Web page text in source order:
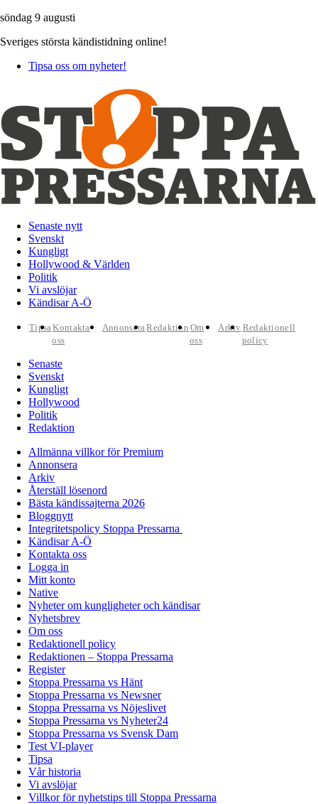
söndag 9 augusti
Sveriges största kändistidning online!
Tipsa oss om nyheter!
Senaste nytt
Svenskt
Kungligt
Hollywood & Världen
Politik
Vi avslöjar
Kändisar A-Ö
TipsaKontakta
oss
AnnonseraRedaktion Om
oss
Arkiv Redaktionell
policy
Senaste
Svenskt
Kungligt
Hollywood
Politik
Redaktion
Allmänna villkor för Premium
Annonsera
Arkiv
Återställ lösenord
Bästa kändissajterna 2026
Bloggnytt
Integritetspolicy Stoppa Pressarna
Kändisar A-Ö
Kontakta oss
Logga in
Mitt konto
Native
Nyheter om kungligheter och kändisar
Nyhetsbrev
Om oss
Redaktionell policy
Redaktionen – Stoppa Pressarna
Register
Stoppa Pressarna vs Hänt
Stoppa Pressarna vs Newsner
Stoppa Pressarna vs Nöjeslivet
Stoppa Pressarna vs Nyheter24
Stoppa Pressarna vs Svensk Dam
Test VI-player
Tipsa
Vår historia
Vi avslöjar
Villkor för nyhetstips till Stoppa Pressarna